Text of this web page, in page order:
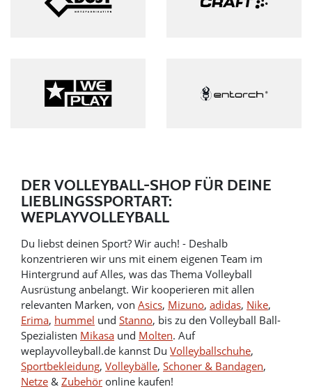
DER VOLLEYBALL-SHOP FÜR DEINE
LIEBLINGSSPORTART:
WEPLAYVOLLEYBALL
Du liebst deinen Sport? Wir auch! - Deshalb
konzentrieren wir uns mit einem eigenen Team im
Hintergrund auf Alles, was das Thema Volleyball
Ausrüstung anbelangt. Wir kooperieren mit allen
relevanten Marken, von Asics, Mizuno, adidas, Nike,
Erima, hummel und Stanno, bis zu den Volleyball Ball-
Spezialisten Mikasa und Molten. Auf
weplayvolleyball.de kannst Du Volleyballschuhe,
Sportbekleidung, Volleybälle, Schoner & Bandagen,
Netze & Zubehör online kaufen!